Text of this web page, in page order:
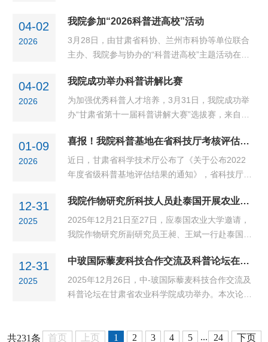
期间，召开了联盟二届六次理事会议，与会代表听
取并审议了联盟年度工作报告，审议了西藏大学...
物保护研究所周昭旭研究员、刘月英副研究员为同
学们带来了一场题为“多彩的昆虫世界”的精彩讲
座。内容涵盖昆虫的基本特征、生活习性、昆虫与
区吉杰小学的100多名学生聆听了讲座并积极参与
互动。本次巡展通过精美的昆虫标本展示、生动有
趣...
04-02
2026
我院参加“2026科普进高校”活动
3月28日，由甘肃省科协、兰州市科协等单位联合
主办、我院参与协办的“科普进高校”主题活动在甘
质 赋能科学素质提升”为主题，通过科普展演与互
动体验，为在校师生送上一场科普盛宴。院科技合
作交流处有关同志、植保所科技人员受邀参加活
员从甘肃省昆虫概况、昆虫在动物界中的位置，昆
虫的基本特征、习性、昆虫的一生以及昆虫与人...
04-02
2026
我院成功举办科普讲解比赛
为加强优秀科普人才培养，3月31日，我院成功举
办“甘肃省第十一届科普讲解大赛”选拔赛，来自院
用生动的语言和精美的课件，从自身岗位出发，深
度讲解了了农业科学知识，选题涵盖农业科技前
沿、自然科学、生活常识等多个领域，内容兼具广
评环节，评委们充分肯定选手们的精心准备与现场
表现，并从聚焦热点、内容凝练、形式深化、立足
本...
01-09
2026
喜报！我院科普基地在省科技厅考核评估中被评为“优秀”
近日，甘肃省科学技术厅公布了《关于公布2022
年度省级科普基地评估结果的通知》，省科技厅对
估，最终认定15家单位获评“优秀”，我院科普基地
被评为“优秀”等次。近年来，我院将科学普及与科
技创新放在同等重要位置，坚持“走出去”、“请进
开展了一批具有特色的科普活动，在全国科技周、
科技工作者日、全国科普月等关键时间节点...
12-31
2025
我院作物研究所科技人员赴泰国开展农业科技交流活动
2025年12月21日至27日，应泰国农业大学邀请，
我院作物研究所副研究员王昶、王斌一行赴泰国开
技术与商业化发展经验，进一步推动我省在食用豆
与胡麻研究领域的国际科技合作进程。访问期间，
代表团先后走访泰国农业大学甘烹盛校区农学院、
实践、专业人才培养与双边科技合作等议题，与泰
12-31
2025
中玻国际藜麦科技合作交流及科普论坛在省农科院成功举办
2025年12月26日，中-玻国际藜麦科技合作交流及
科普论坛在甘肃省农业科学院成功举办。本次论坛
办，甘肃省藜麦种植行业协会协办。旨在搭建中玻
共231条 首页 上页 1 2 3 4 5 ... 24 下页